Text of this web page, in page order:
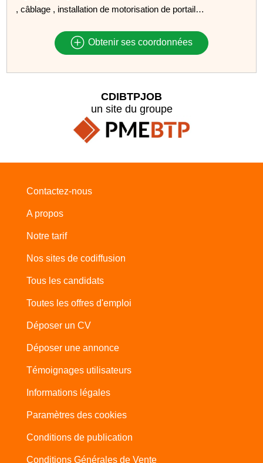
, câblage , installation de motorisation de portail…
Obtenir ses coordonnées
CDIBTPJOB
un site du groupe
Contactez-nous
A propos
Notre tarif
Nos sites de codiffusion
Tous les candidats
Toutes les offres d'emploi
Déposer un CV
Déposer une annonce
Témoignages utilisateurs
Informations légales
Paramètres des cookies
Conditions de publication
Conditions Générales de Vente